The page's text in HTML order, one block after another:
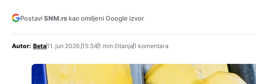
PostaviSNM.rs kao omiljeni Google izvor
Autor: Beta11. jun 2026.15:341 min čitanja1 komentara